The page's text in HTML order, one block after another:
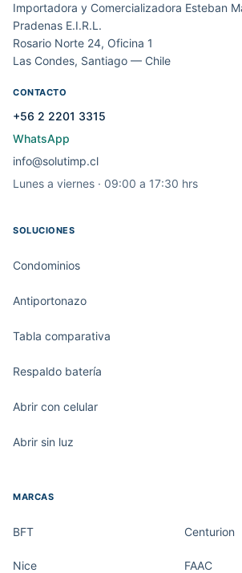
Importadora y Comercializadora Esteban
Pradenas E.I.R.L.
Rosario Norte 24, Oficina 1
Las Condes, Santiago — Chile
CONTACTO
+56 2 2201 3315
WhatsApp
info@solutimp.cl
Lunes a viernes · 09:00 a 17:30 hrs
SOLUCIONES
Condominios
Antiportonazo
Tabla comparativa
Respaldo batería
Abrir con celular
Abrir sin luz
MARCAS
BFT Centurion
Nice FAAC